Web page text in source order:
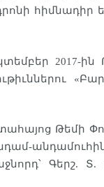
հիմնադիր
2017-ին
Թեմի
Գերշ.